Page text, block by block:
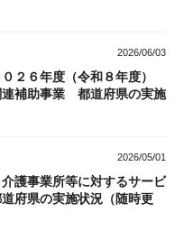
2026/06/03
０２６年度（令和８年度）
連補助事業 都道府県の実施
2026/05/01
介護事業所等に対するサービ
府県の実施状況（随時更